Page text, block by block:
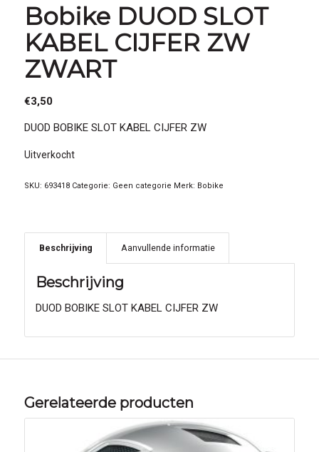
Bobike DUOD SLOT
KABEL CIJFER ZW
ZWART
€3,50
DUOD BOBIKE SLOT KABEL CIJFER ZW
Uitverkocht
SKU: 693418 Categorie: Geen categorie Merk: Bobike
Beschrijving Aanvullende informatie
Beschrijving
DUOD BOBIKE SLOT KABEL CIJFER ZW
Gerelateerde producten